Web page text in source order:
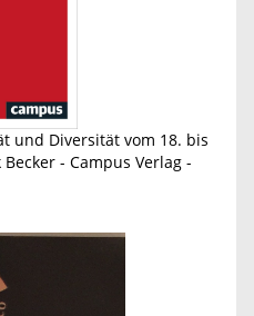
und Diversität vom 18. bis
- Campus Verlag​ -